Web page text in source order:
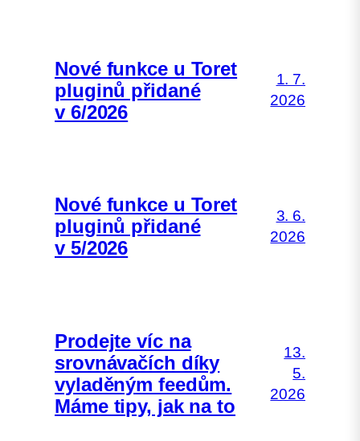
Nové funkce u Toret
pluginů přidané
v 6/2026
1. 7.
2026
Nové funkce u Toret
pluginů přidané
v 5/2026
3. 6.
2026
Prodejte víc na
srovnávačích díky
vyladěným feedům.
Máme tipy, jak na to
13.
5.
2026